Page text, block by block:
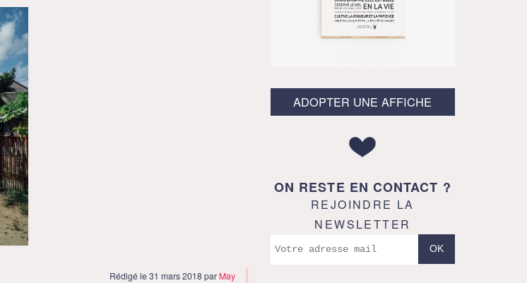
Rédigé le 31 mars 2018 par May
ADOPTER UNE AFFICHE
ON RESTE EN CONTACT ?
REJOINDRE LA
NEWSLETTER